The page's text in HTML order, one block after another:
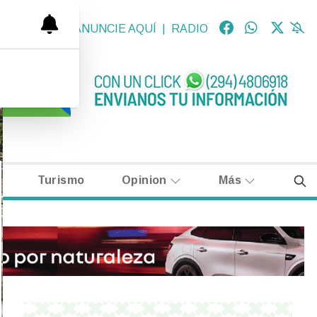
ANUNCIE AQUÍ RADIO
Turismo Opinion Más